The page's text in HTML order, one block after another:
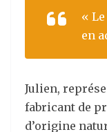
«
en
Julien,
fabricant de
d’origine